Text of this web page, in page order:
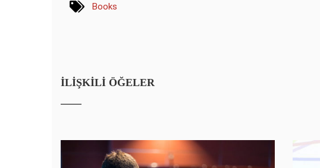
Books
İLIŞKILI ÖĞELER